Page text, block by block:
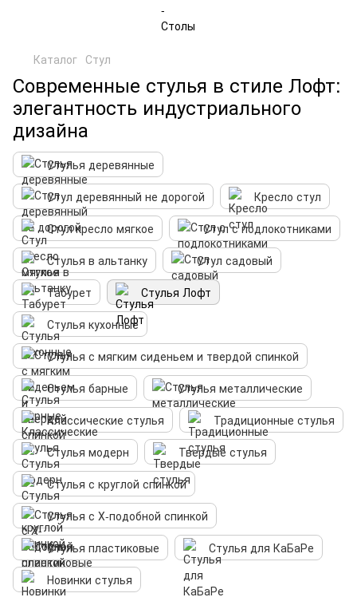
Каталог Стул
Современные стулья в стиле Лофт:
элегантность индустриального
дизайна
Стулья деревянные
Стул деревянный не дорогой
Кресло стул
Стул кресло мягкое
Стул с подлокотниками
Стулья в альтанку
Стул садовый
Табурет
Стулья Лофт
Стулья кухонные
Стулья с мягким сиденьем и твердой спинкой
Стулья барные
Стулья металлические
Классические стулья
Традиционные стулья
Стулья модерн
Твердые стулья
Стулья с круглой спинкой
Стулья с Х-подобной спинкой
Стулья пластиковые
Стулья для КаБаРе
Новинки стулья